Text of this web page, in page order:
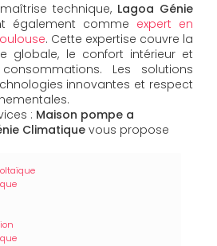
technique, Lagoa Génie
également comme expert en
. Cette expertise couvre la
globale, le confort intérieur et
Les solutions
innovantes et respect
: Maison pompe a
Climatique vous propose